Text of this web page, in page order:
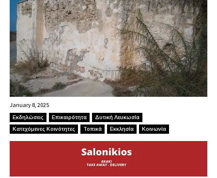
January 8, 2025
Εκδηλώσεις Επικαιρότητα
Δυτική Λευκωσία
Κατεχόμενες Κοινότητες
Τοπικά Εκκλησία Κοινωνία